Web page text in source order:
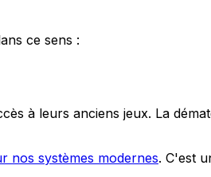
ce sens :
à leurs anciens jeux. La
nos systèmes modernes. C'est